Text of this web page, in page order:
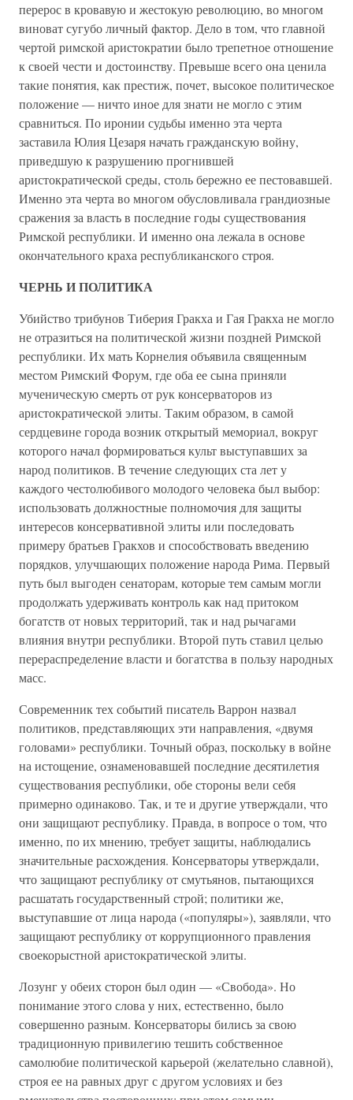
перерос в кровавую и жестокую революцию, во многом
виноват сугубо личный фактор. Дело в том, что главной
чертой римской аристократии было трепетное отношение
к своей чести и достоинству. Превыше всего она ценила
такие понятия, как престиж, почет, высокое политическое
положение — ничто иное для знати не могло с этим
сравниться. По иронии судьбы именно эта черта
заставила Юлия Цезаря начать гражданскую войну,
приведшую к разрушению прогнившей
аристократической среды, столь бережно ее пестовавшей.
Именно эта черта во многом обусловливала грандиозные
сражения за власть в последние годы существования
Римской республики. И именно она лежала в основе
окончательного краха республиканского строя.
ЧЕРНЬ И ПОЛИТИКА
Убийство трибунов Тиберия Гракха и Гая Гракха не могло
не отразиться на политической жизни поздней Римской
республики. Их мать Корнелия объявила священным
местом Римский Форум, где оба ее сына приняли
мученическую смерть от рук консерваторов из
аристократической элиты. Таким образом, в самой
сердцевине города возник открытый мемориал, вокруг
которого начал формироваться культ выступавших за
народ политиков. В течение следующих ста лет у
каждого честолюбивого молодого человека был выбор:
использовать должностные полномочия для защиты
интересов консервативной элиты или последовать
примеру братьев Гракхов и способствовать введению
порядков, улучшающих положение народа Рима. Первый
путь был выгоден сенаторам, которые тем самым могли
продолжать удерживать контроль как над притоком
богатств от новых территорий, так и над рычагами
влияния внутри республики. Второй путь ставил целью
перераспределение власти и богатства в пользу народных
масс.
Современник тех событий писатель Варрон назвал
политиков, представляющих эти направления, «двумя
головами» республики. Точный образ, поскольку в войне
на истощение, ознаменовавшей последние десятилетия
существования республики, обе стороны вели себя
примерно одинаково. Так, и те и другие утверждали, что
они защищают республику. Правда, в вопросе о том, что
именно, по их мнению, требует защиты, наблюдались
значительные расхождения. Консерваторы утверждали,
что защищают республику от смутьянов, пытающихся
расшатать государственный строй; политики же,
выступавшие от лица народа («популяры»), заявляли, что
защищают республику от коррупционного правления
своекорыстной аристократической элиты.
Лозунг у обеих сторон был один — «Свобода». Но
понимание этого слова у них, естественно, было
совершенно разным. Консерваторы бились за свою
традиционную привилегию тешить собственное
самолюбие политической карьерой (желательно славной),
строя ее на равных друг с другом условиях и без